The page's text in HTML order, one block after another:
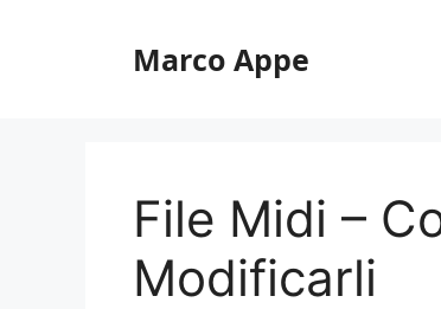
Marco Appe
File Midi –
Modificarli